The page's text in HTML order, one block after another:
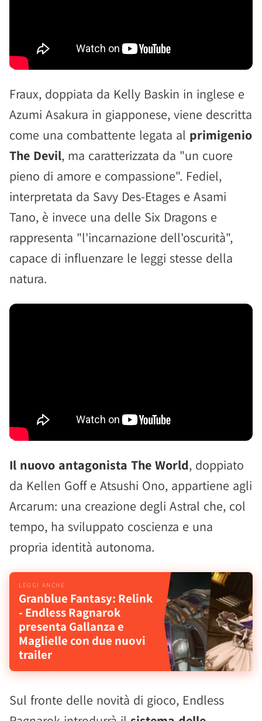
Fraux, doppiata da Kelly Baskin in inglese e
Azumi Asakura in giapponese, viene descritta
come una combattente legata al primigenio
The Devil, ma caratterizzata da "un cuore
pieno di amore e compassione". Fediel,
interpretata da Savy Des-Etages e Asami
Tano, è invece una delle Six Dragons e
rappresenta "l'incarnazione dell'oscurità",
capace di influenzare le leggi stesse della
natura.
Il nuovo antagonista The World, doppiato
da Kellen Goff e Atsushi Ono, appartiene agli
Arcarum: una creazione degli Astral che, col
tempo, ha sviluppato coscienza e una
propria identità autonoma.
Granblue Fantasy: Relink
- Endless Ragnarok
presenta Gallanza e
Maglielle con due nuovi
trailer
Sul fronte delle novità di gioco, Endless